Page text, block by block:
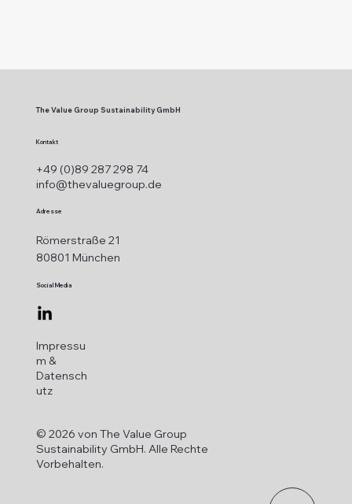
The Value Group Sustainability GmbH
Kontakt
+49 (0)89 287 298 74
info@thevaluegroup.de
Adresse
Römerstraße 21
80801 München
Social Media
Impressu
m &
Datensch
utz
© 2026 von The Value Group
Sustainability GmbH. Alle Rechte
Vorbehalten.